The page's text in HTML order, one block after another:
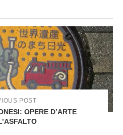
POST
OPERE D’ARTE